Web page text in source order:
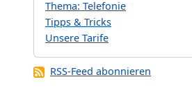
Thema: Telefonie
Tipps & Tricks
Unsere Tarife
RSS-Feed abonnieren